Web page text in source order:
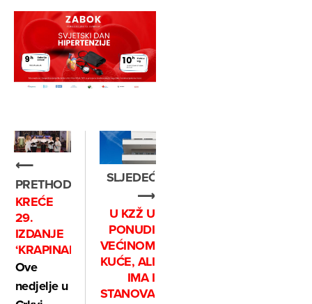
⟵
PRETHODNO
KREĆE
29.
IZDANJE
‘KRAPINAFESTA’
Ove
nedjelje u
SLJEDEĆE
⟶
U KZŽ U
PONUDI
VEĆINOM
KUĆE, ALI
IMA I
STANOVA